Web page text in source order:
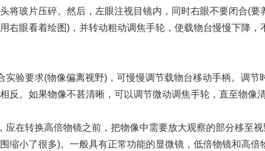
将玻片压碎。然后，左眼注视目镜内，同时右眼不要闭合(要
右眼看着绘图)，并转动粗动调焦手轮，使载物台慢慢下降，
实验要求(物像偏离视野)，可慢慢调节载物台移动手柄。调节
反。如果物像不甚清晰，可以调节微动调焦手轮，直至物像清
应在转换高倍物镜之前，把物像中需要放大观察的部分移至
缩小了很多)。一般具有正常功能的显微镜，低倍物镜和高倍